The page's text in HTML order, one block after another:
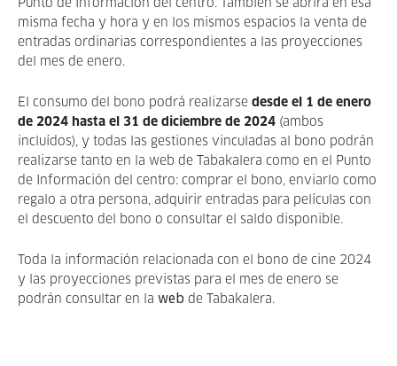
Punto de Información del centro. También se abrirá en esa
misma fecha y hora y en los mismos espacios la venta de
entradas ordinarias correspondientes a las proyecciones
del mes de enero.
El consumo del bono podrá realizarse desde el 1 de enero
de 2024 hasta el 31 de diciembre de 2024 (ambos
incluídos), y todas las gestiones vinculadas al bono podrán
realizarse tanto en la web de Tabakalera como en el Punto
de Información del centro: comprar el bono, enviarlo como
regalo a otra persona, adquirir entradas para películas con
el descuento del bono o consultar el saldo disponible.
Toda la información relacionada con el bono de cine 2024
y las proyecciones previstas para el mes de enero se
podrán consultar en la web de Tabakalera.